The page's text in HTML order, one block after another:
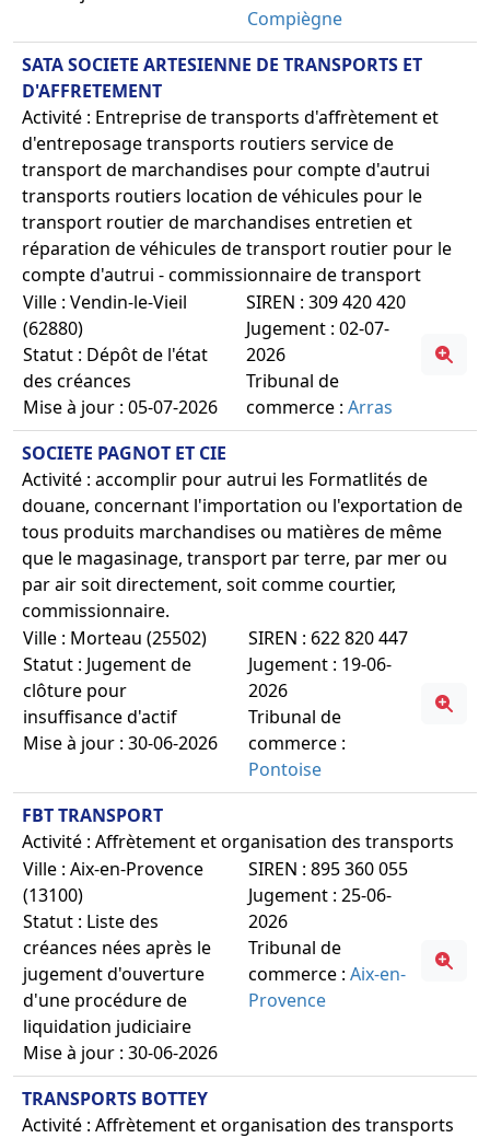
Compiègne
SATA SOCIETE ARTESIENNE DE TRANSPORTS ET
D'AFFRETEMENT
Activité : Entreprise de transports d'affrètement et
d'entreposage transports routiers service de
transport de marchandises pour compte d'autrui
transports routiers location de véhicules pour le
transport routier de marchandises entretien et
réparation de véhicules de transport routier pour le
compte d'autrui - commissionnaire de transport
Ville : Vendin-le-Vieil
(62880)
Statut : Dépôt de l'état
des créances
Mise à jour : 05-07-2026
SIREN : 309 420 420
Jugement : 02-07-
2026
Tribunal de
commerce :Arras
SOCIETE PAGNOT ET CIE
Activité : accomplir pour autrui les Formatlités de
douane, concernant l'importation ou l'exportation de
tous produits marchandises ou matières de même
que le magasinage, transport par terre, par mer ou
par air soit directement, soit comme courtier,
commissionnaire.
Ville : Morteau (25502)
Statut : Jugement de
clôture pour
insuffisance d'actif
Mise à jour : 30-06-2026
SIREN : 622 820 447
Jugement : 19-06-
2026
Tribunal de
commerce :
Pontoise
FBT TRANSPORT
Activité : Affrètement et organisation des transports
Ville : Aix-en-Provence
(13100)
Statut : Liste des
créances nées après le
jugement d'ouverture
d'une procédure de
liquidation judiciaire
Mise à jour : 30-06-2026
SIREN : 895 360 055
Jugement : 25-06-
2026
Tribunal de
commerce :Aix-en-
Provence
TRANSPORTS BOTTEY
Activité : Affrètement et organisation des transports